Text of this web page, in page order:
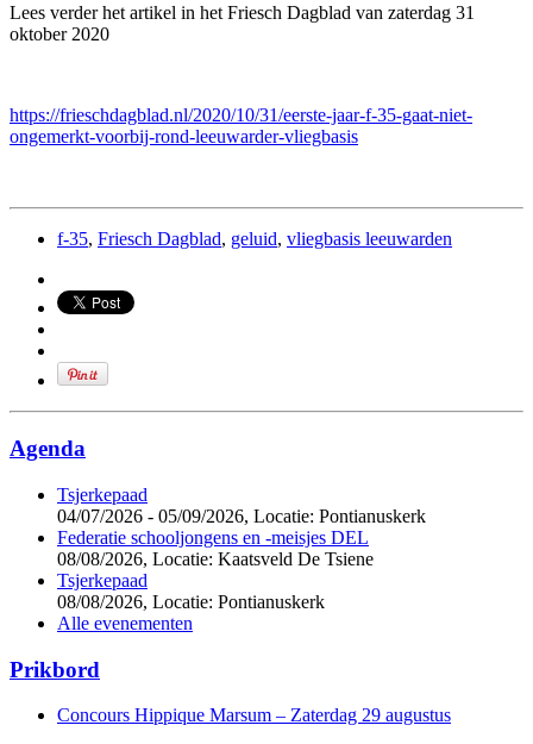
Lees verder het artikel in het Friesch Dagblad van zaterdag 31
oktober 2020
https://frieschdagblad.nl/2020/10/31/eerste-jaar-f-35-gaat-niet-
ongemerkt-voorbij-rond-leeuwarder-vliegbasis
f-35, Friesch Dagblad, geluid, vliegbasis leeuwarden
Agenda
Tsjerkepaad
04/07/2026 - 05/09/2026, Locatie: Pontianuskerk
Federatie schooljongens en -meisjes DEL
08/08/2026, Locatie: Kaatsveld De Tsiene
Tsjerkepaad
08/08/2026, Locatie: Pontianuskerk
Alle evenementen
Prikbord
Concours Hippique Marsum – Zaterdag 29 augustus